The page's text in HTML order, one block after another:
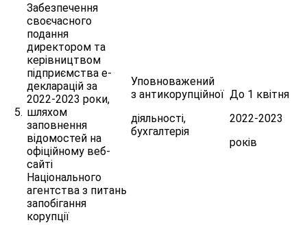
5.
Забезпечення
своєчасного
подання
директором та
керівництвом
підприємства е-
декларацій за
2022-2023 роки,
шляхом
заповнення
відомостей на
офіційному веб-
сайті
Національного
агентства з питань
запобігання
корупції
Уповноважений
з антикорупційної
діяльності,
бухгалтерія
До 1 квітня
2022-2023
років